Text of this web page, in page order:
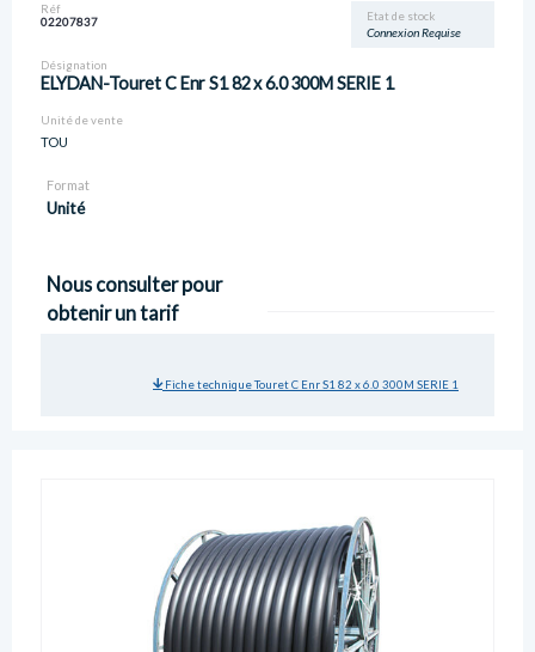
Etat de stock
Connexion Requise
Réf
02207837
Désignation
ELYDAN-Touret C Enr S1 82 x 6.0 300M SERIE 1
Unité de vente
TOU
Format
Unité
Nous consulter pour
obtenir un tarif
Fiche technique Touret C Enr S1 82 x 6.0 300M SERIE 1